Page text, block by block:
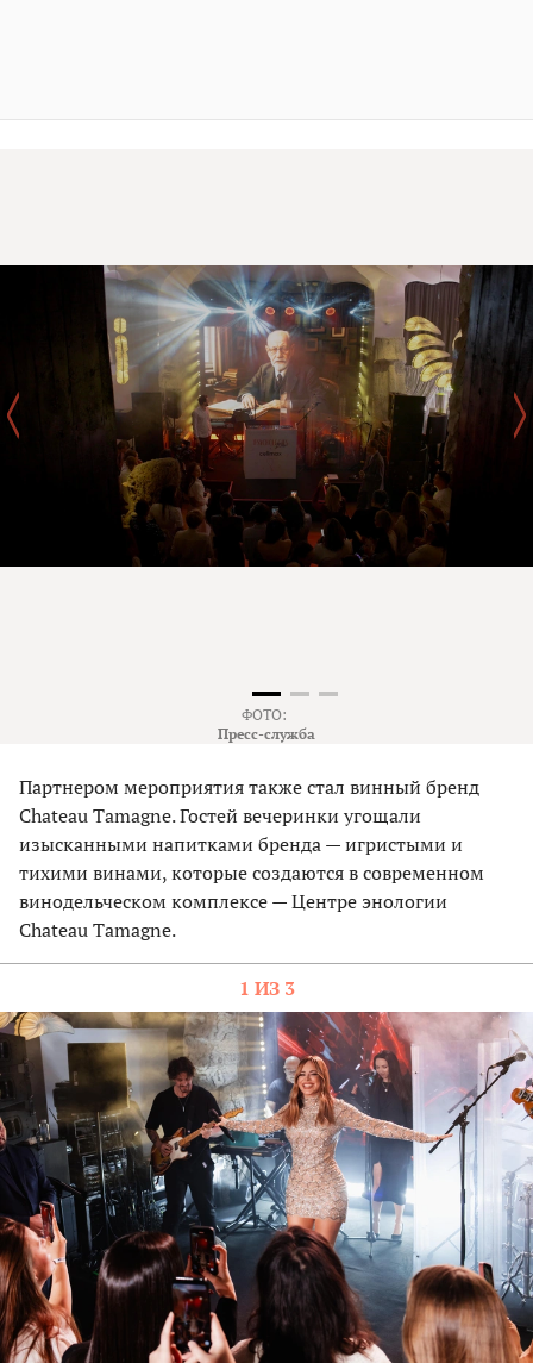
ФОТО:
Пресс-служба
Партнером мероприятия также стал винный бренд
Chateau Tamagne. Гостей вечеринки угощали
изысканными напитками бренда — игристыми и
тихими винами, которые создаются в современном
винодельческом комплексе — Центре энологии
Chateau Tamagne.
1 ИЗ 3